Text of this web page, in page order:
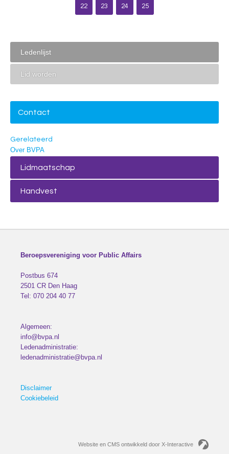
22 23 24 25
Ledenlijst
Lid worden
Contact
Gerelateerd
Over BVPA
Lidmaatschap
Handvest
Beroepsvereniging voor Public Affairs
Postbus 674
2501 CR Den Haag
Tel: 070 204 40 77
Algemeen:
info@bvpa.nl
Ledenadministratie:
ledenadministratie@bvpa.nl
Disclaimer
Cookiebeleid
Website en CMS ontwikkeld door X-Interactive